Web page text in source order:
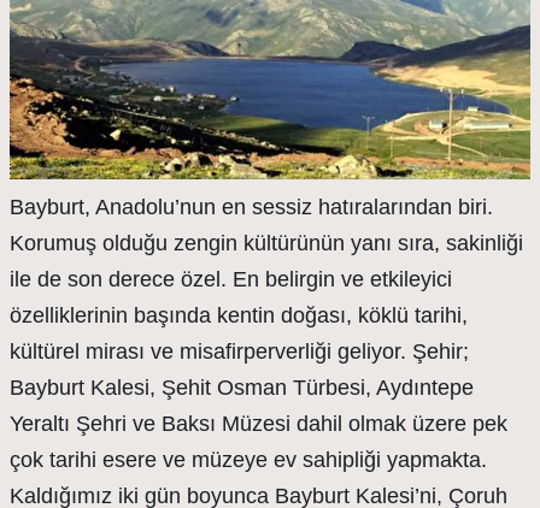
Bayburt, Anadolu’nun en sessiz hatıralarından biri.
Korumuş olduğu zengin kültürünün yanı sıra, sakinliği
ile de son derece özel. En belirgin ve etkileyici
özelliklerinin başında kentin doğası, köklü tarihi,
kültürel mirası ve misafirperverliği geliyor. Şehir;
Bayburt Kalesi, Şehit Osman Türbesi, Aydıntepe
Yeraltı Şehri ve Baksı Müzesi dahil olmak üzere pek
çok tarihi esere ve müzeye ev sahipliği yapmakta.
Kaldığımız iki gün boyunca Bayburt Kalesi’ni, Çoruh